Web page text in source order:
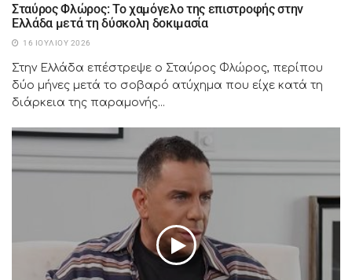
Σταύρος Φλώρος: Το χαμόγελο της επιστροφής στην
Ελλάδα μετά τη δύσκολη δοκιμασία
16 ΙΟΥΛΊΟΥ 2026
Στην Ελλάδα επέστρεψε ο Σταύρος Φλώρος, περίπου
δύο μήνες μετά το σοβαρό ατύχημα που είχε κατά τη
διάρκεια της παραμονής...